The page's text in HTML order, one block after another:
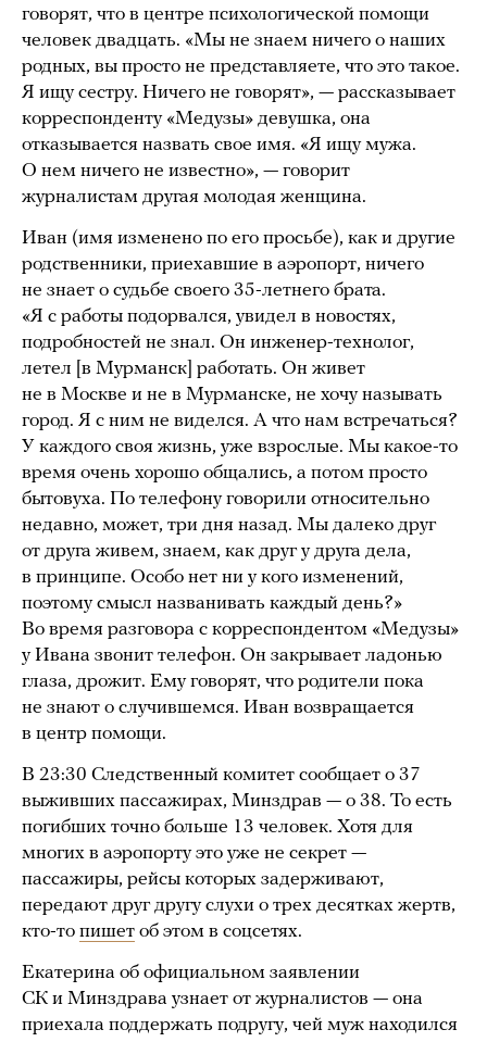
говорят, что в центре психологической помощи
человек двадцать. «Мы не знаем ничего о наших
родных, вы просто не представляете, что это такое.
Я ищу сестру. Ничего не говорят», — рассказывает
корреспонденту «Медузы» девушка, она
отказывается назвать свое имя. «Я ищу мужа.
О нем ничего не известно», — говорит
журналистам другая молодая женщина.
Иван (имя изменено по его просьбе), как и другие
родственники, приехавшие в аэропорт, ничего
не знает о судьбе своего 35-летнего брата.
«Я с работы подорвался, увидел в новостях,
подробностей не знал. Он инженер-технолог,
летел [в Мурманск] работать. Он живет
не в Москве и не в Мурманске, не хочу называть
город. Я с ним не виделся. А что нам встречаться?
У каждого своя жизнь, уже взрослые. Мы какое-то
время очень хорошо общались, а потом просто
бытовуха. По телефону говорили относительно
недавно, может, три дня назад. Мы далеко друг
от друга живем, знаем, как друг у друга дела,
в принципе. Особо нет ни у кого изменений,
поэтому смысл названивать каждый день?»
Во время разговора с корреспондентом «Медузы»
у Ивана звонит телефон. Он закрывает ладонью
глаза, дрожит. Ему говорят, что родители пока
не знают о случившемся. Иван возвращается
в центр помощи.
В 23:30 Следственный комитет сообщает о 37
выживших пассажирах, Минздрав — о 38. То есть
погибших точно больше 13 человек. Хотя для
многих в аэропорту это уже не секрет —
пассажиры, рейсы которых задерживают,
передают друг другу слухи о трех десятках жертв,
кто-то пишет об этом в соцсетях.
Екатерина об официальном заявлении
СК и Минздрава узнает от журналистов — она
приехала поддержать подругу, чей муж находился